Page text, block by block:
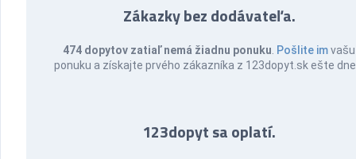
Zákazky bez dodávateľa.
474 dopytov zatiaľ nemá žiadnu ponuku Pošlite imvašu
ponuku a získajte prvého zákazníka z 123dopyt.sk ešte
123dopyt sa oplatí.